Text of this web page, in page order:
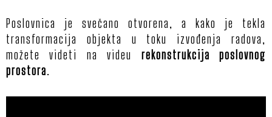
Poslovnica je svečano otvorena, a kako je tekla
transformacija objekta u toku izvođenja radova,
možete videti na videu rekonstrukcija poslovnog
prostora.